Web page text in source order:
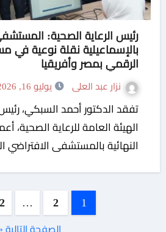
رئيس الرعاية الصحية:
بالإسماعيلية نقلة نوعية في
الرقمي بمصر وأفريقيا
نزار عبد العلى يوليو 16, 2026
تفقد الدكتور أحمد السبكي، رئيس مجلس إدارة
الهيئة العامة للرعاية الصحية،
النهائية بالمستشفى الافتراضي
1
2
…
الصفحة التالية